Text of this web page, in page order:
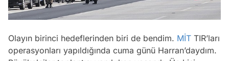
Olayın birinci hedeflerinden biri de bendim. MİT TIR’ları
operasyonları yapıldığında cuma günü Harran’daydım.